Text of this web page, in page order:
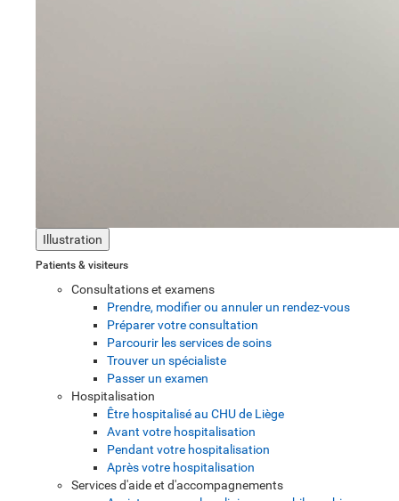
Illustration
Patients & visiteurs
Consultations et examens
Prendre, modifier ou annuler un rendez-vous
Préparer votre consultation
Parcourir les services de soins
Trouver un spécialiste
Passer un examen
Hospitalisation
Être hospitalisé au CHU de Liège
Avant votre hospitalisation
Pendant votre hospitalisation
Après votre hospitalisation
Services d'aide et d'accompagnements